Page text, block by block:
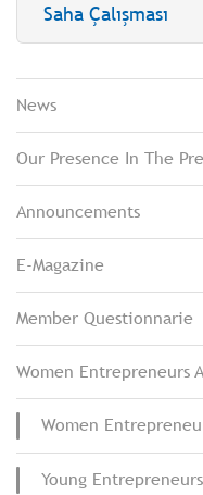
News
Our Presence In The
Announcements
E-Magazine
Member Questionnarie
Women Entrepreneurs
Women
Young
Saha Çalışması